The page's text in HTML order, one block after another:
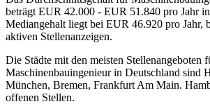
beträgt EUR 42.000 - EUR 51.840 pro Jahr
Mediangehalt liegt bei EUR 46.920 pro Jahr,
aktiven Stellenanzeigen.
Die Städte mit den meisten Stellenangeboten
Maschinenbauingenieur in Deutschland sind
München, Bremen, Frankfurt Am Main.
offenen Stellen.